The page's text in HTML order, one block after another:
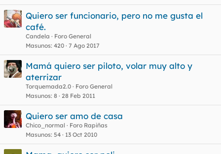
Quiero ser funcionario, pero no me gusta el
café.
Candela
Foro General
Masunos 420 7 Ago 2017
Mamá quiero ser piloto, volar muy alto y
aterrizar
Torquemada2.0
Foro General
Masunos 8 28 Feb 2011
Quiero ser amo de casa
Chico_normal
Foro Rapiñas
Masunos 54 13 Oct 2010